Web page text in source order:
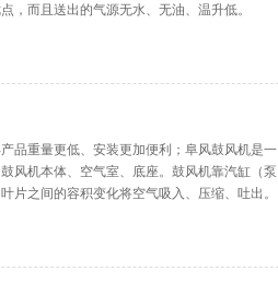
，而且送出的气源无水、无油、温升低。
品重量更低、安装更加便利；阜风鼓风机是一
风机本体、空气室、底座。鼓风机靠汽缸（泵
片之间的容积变化将空气吸入、压缩、吐出。